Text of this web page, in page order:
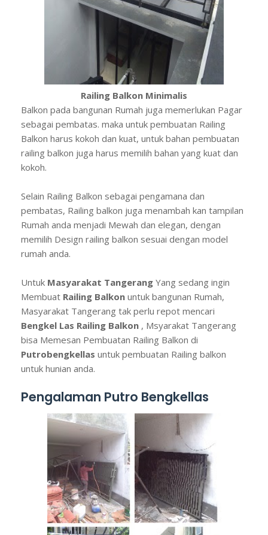
Railing Balkon Minimalis
Balkon pada bangunan Rumah juga memerlukan Pagar
sebagai pembatas. maka untuk pembuatan Railing
Balkon harus kokoh dan kuat, untuk bahan pembuatan
railing balkon juga harus memilih bahan yang kuat dan
kokoh.
Selain Railing Balkon sebagai pengamana dan
pembatas, Railing balkon juga menambah kan tampilan
Rumah anda menjadi Mewah dan elegan, dengan
memilih Design railing balkon sesuai dengan model
rumah anda.
Untuk Masyarakat Tangerang Yang sedang ingin
Membuat Railing Balkon untuk bangunan Rumah,
Masyarakat Tangerang tak perlu repot mencari
Bengkel Las Railing Balkon , Msyarakat Tangerang
bisa Memesan Pembuatan Railing Balkon di
Putrobengkellas untuk pembuatan Railing balkon
untuk hunian anda.
Pengalaman Putro Bengkellas